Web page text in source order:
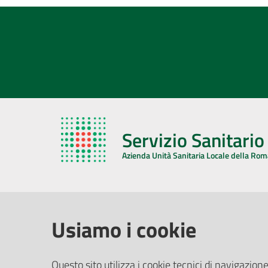
Servizio
Azienda Unità Sanitaria Locale della
Usiamo i cookie
Questo sito utilizza i cookie tecnici di